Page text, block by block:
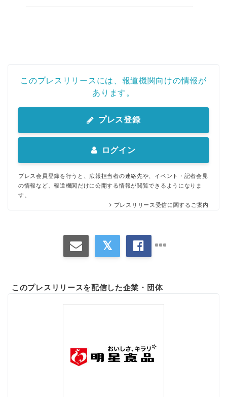
このプレスリリースには、報道機関向けの情報が
あります。
プレス登録
ログイン
プレス会員登録を行うと、広報担当者の連絡先や、イベント・記者会見
の情報など、報道機関だけに公開する情報が閲覧できるようになりま
す。
プレスリリース受信に関するご案内
このプレスリリースを配信した企業・団体